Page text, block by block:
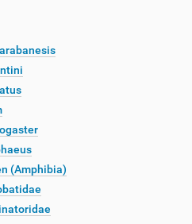
(Amphibia)